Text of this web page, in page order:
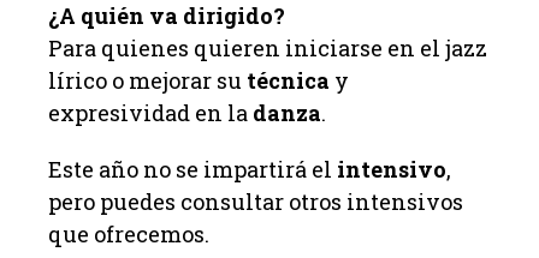
¿A quién va dirigido?
Para quienes quieren iniciarse en el jazz
lírico o mejorar su técnica y
expresividad en la danza.
Este año no se impartirá el intensivo,
pero puedes consultar otros intensivos
que ofrecemos.